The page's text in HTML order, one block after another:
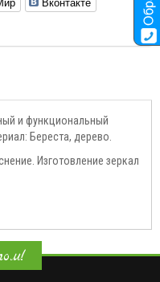
и функциональный
Береста, дерево.
Изготовление зеркал